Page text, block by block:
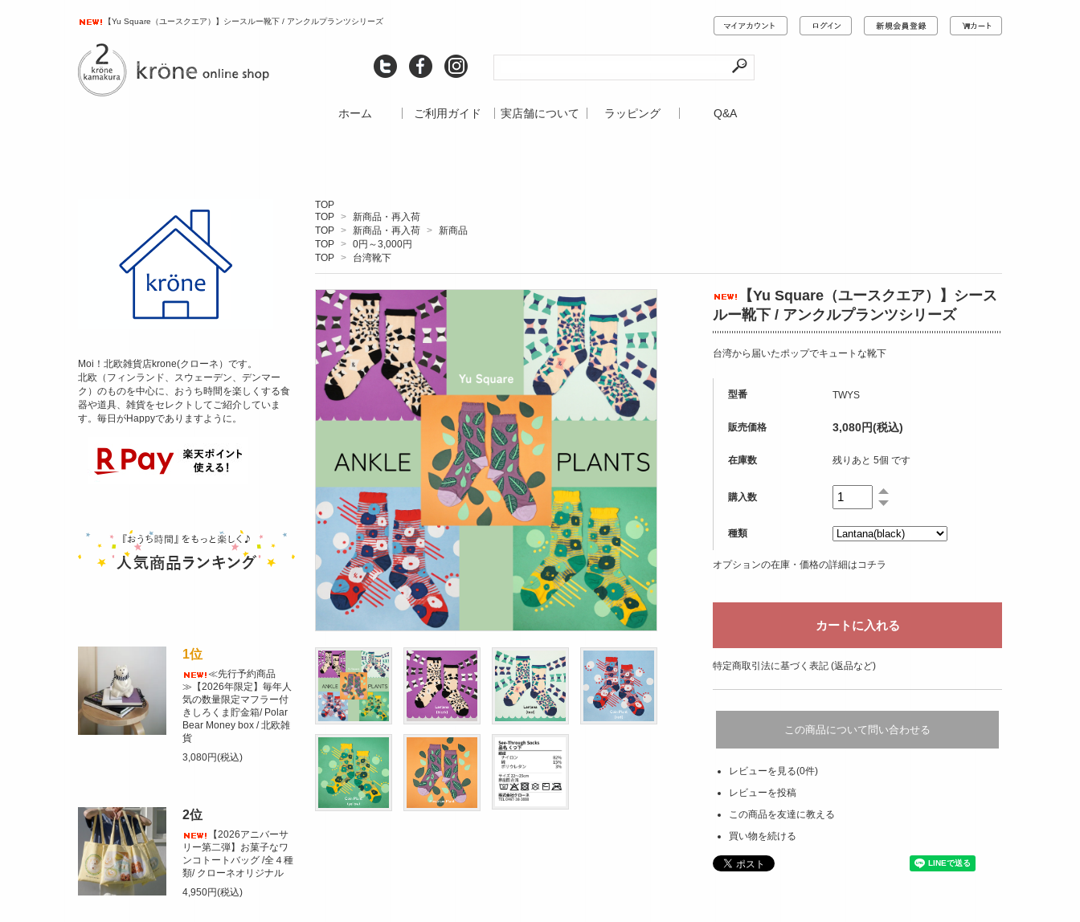
【Yu Square（ユースクエア）】シースルー靴下 / アンクルプランツシリーズ
ホーム ご利用ガイド 実店舗について ラッピング Q&A
TOP
TOP > 新商品・再入荷
TOP > 新商品・再入荷 > 新商品
TOP > 0円～3,000円
TOP > 台湾靴下
【Yu Square（ユースクエア）】シース
ルー靴下 / アンクルプランツシリーズ
台湾から届いたポップでキュートな靴下
型番 TWYS
販売価格 3,080円(税込)
在庫数 残りあと 5個 です
購入数
種類
オプションの在庫・価格の詳細はコチラ
特定商取引法に基づく表記 (返品など)
この商品について問い合わせる
レビューを見る(0件)
レビューを投稿
この商品を友達に教える
買い物を続ける
Moi！北欧雑貨店krone(クローネ）です。
北欧（フィンランド、スウェーデン、デンマー
ク）のものを中心に、おうち時間を楽しくする食
器や道具、雑貨をセレクトしてご紹介していま
す。毎日がHappyでありますように。
1位
≪先行予約商品
≫【2026年限定】毎年人
気の数量限定マフラー付
きしろくま貯金箱/ Polar
Bear Money box / 北欧雑
貨
3,080円(税込)
2位
【2026アニバーサ
リー第二弾】お菓子なワ
ンコトートバッグ /全４種
類/ クローネオリジナル
4,950円(税込)